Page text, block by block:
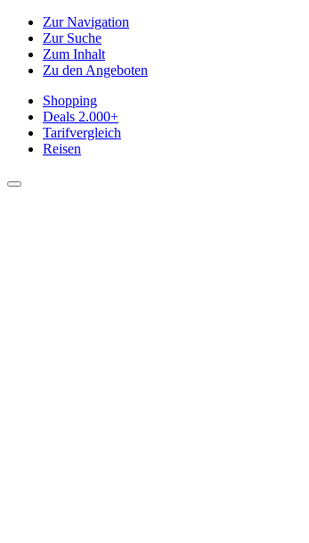
Zur Navigation
Zur Suche
Zum Inhalt
Zu den Angeboten
Shopping
Deals 2.000+
Tarifvergleich
Reisen